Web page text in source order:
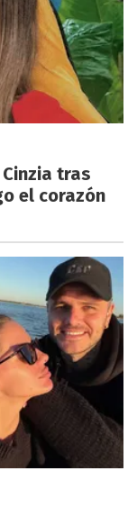
tras
el corazón